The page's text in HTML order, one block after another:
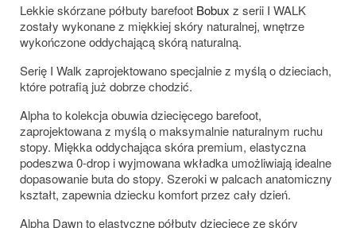
Lekkie skórzane półbuty barefoot Bobux z serii I WALK
zostały wykonane z miękkiej skóry naturalnej, wnętrze
wykończone oddychającą skórą naturalną.
Serię I Walk zaprojektowano specjalnie z myślą o dzieciach,
które potrafią już dobrze chodzić.
Alpha to kolekcja obuwia dziecięcego barefoot,
zaprojektowana z myślą o maksymalnie naturalnym ruchu
stopy. Miękka oddychająca skóra premium, elastyczna
podeszwa 0-drop i wyjmowana wkładka umożliwiają idealne
dopasowanie buta do stopy. Szeroki w palcach anatomiczny
kształt, zapewnia dziecku komfort przez cały dzień.
Alpha Dawn to elastyczne półbuty dziecięce ze skóry